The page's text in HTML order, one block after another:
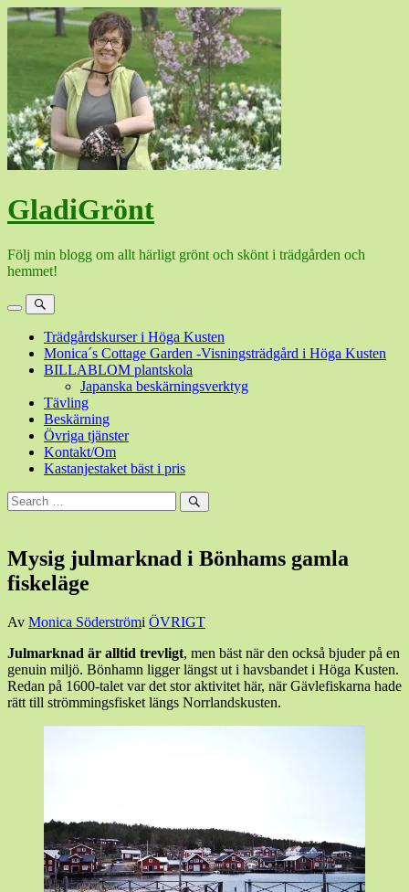
Hoppa
GladiGrönt
Följ min blogg om allt härligt grönt och skönt i trädgården och
hemmet!
MenySök
Trädgårdskurser i Höga Kusten
Monica´s Cottage Garden -Visningsträdgård i Höga Kusten
BILLABLOM plantskola
Japanska beskärningsverktyg
Tävling
Beskärning
Övriga tjänster
Kontakt/Om
Kastanjestaket bäst i pris
Sök
efter:
Sök
Mysig julmarknad i Bönhams gamla
fiskeläge
Den
december,
201910
december,
2019
Av Monica Söderströmi ÖVRIGT
Julmarknad är alltid trevligt, men bäst när den också bjuder på en
genuin miljö. Bönhamn ligger längst ut i havsbandet i Höga Kusten.
Redan på 1600-talet var det stor aktivitet här, när Gävlefiskarna hade
rätt till strömmingsfisket längs Norrlandskusten.